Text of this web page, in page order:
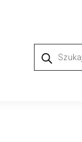
produktów